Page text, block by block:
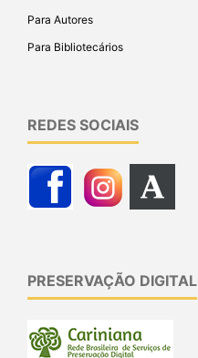
Para Autores
Para Bibliotecários
REDES SOCIAIS
PRESERVAÇÃO DIGITAL